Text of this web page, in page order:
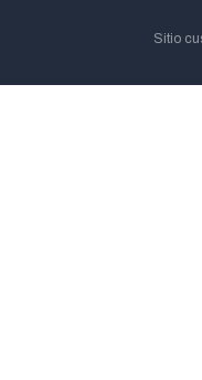
Sitio